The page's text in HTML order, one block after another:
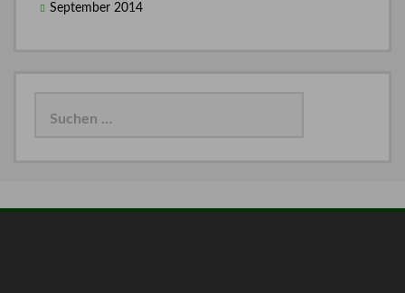
September 2014